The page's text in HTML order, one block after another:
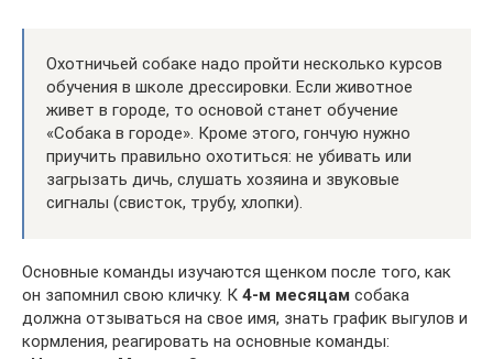
Охотничьей собаке надо пройти несколько курсов
обучения в школе дрессировки. Если животное
живет в городе, то основой станет обучение
«Собака в городе». Кроме этого, гончую нужно
приучить правильно охотиться: не убивать или
загрызать дичь, слушать хозяина и звуковые
сигналы (свисток, трубу, хлопки).
Основные команды изучаются щенком после того, как
он запомнил свою кличку. К 4-м месяцам собака
должна отзываться на свое имя, знать график выгулов и
кормления, реагировать на основные команды: